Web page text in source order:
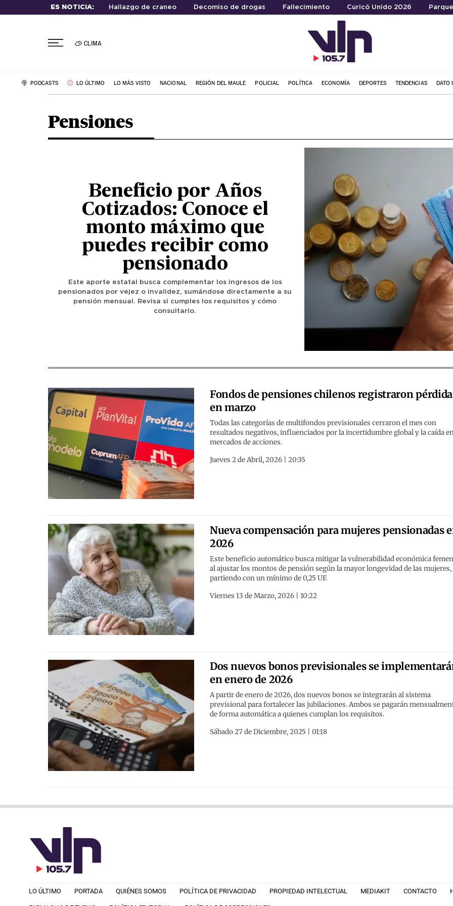
ES NOTICIA: Hallazgo de craneo Decomiso de drogas Fallecimiento Curicó Unido 2026
CLIMA
PODCASTS LO ÚLTIMO LO MÁS VISTO NACIONAL REGIÓN DEL MAULE POLICIAL POLÍTICA ECONOMÍA DEPORTES TENDENCIAS DATO
Pensiones
Beneficio por Años
Cotizados: Conoce el
monto máximo que
puedes recibir como
pensionado
Este aporte estatal busca complementar los ingresos de los
pensionados por vejez o invalidez, sumándose directamente a su
pensión mensual. Revisa si cumples los requisitos y cómo
consultarlo.
Fondos de pensiones chilenos registraron
en marzo
Todas las categorías de multifondos previsionales cerraron el mes con
resultados negativos, influenciados por la incertidumbre global y la caída
mercados de acciones.
Jueves 2 de Abril, 2026 | 20:35
Nueva compensación para mujeres pensionadas
2026
Este beneficio automático busca mitigar la vulnerabilidad económica
al ajustar los montos de pensión según la mayor longevidad de las mujeres,
partiendo con un mínimo de 0,25 UF.
Viernes 13 de Marzo, 2026 | 10:22
Dos nuevos bonos previsionales se
en enero de 2026
A partir de enero de 2026, dos nuevos bonos se integrarán al sistema
previsional para fortalecer las jubilaciones. Ambos se pagarán
de forma automática a quienes cumplan los requisitos.
Sábado 27 de Diciembre, 2025 | 01:18
LO ÚLTIMO PORTADA QUIÉNES SOMOS POLÍTICA DE PRIVACIDAD PROPIEDAD INTELECTUAL MEDIAKIT CONTACTO